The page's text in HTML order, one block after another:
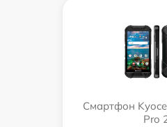
Смартфон
Pro